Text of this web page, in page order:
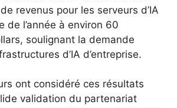
revenus pour les serveurs d’IA
de l’année à environ 60
soulignant la demande
d’IA d’entreprise.
ont considéré ces résultats
validation du partenariat